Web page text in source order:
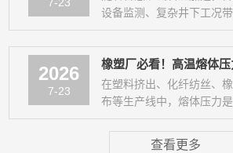
7-23
设备监测、复杂井下工况
凸显。多数煤矿在设备监
管理、系统运维四大场景
性...
2026
7-23
在塑料挤出、化纤纺丝、
布等生产线中，熔体压力
生产稳定性的核心工艺参
变送器，实则管控着整条
查看更多